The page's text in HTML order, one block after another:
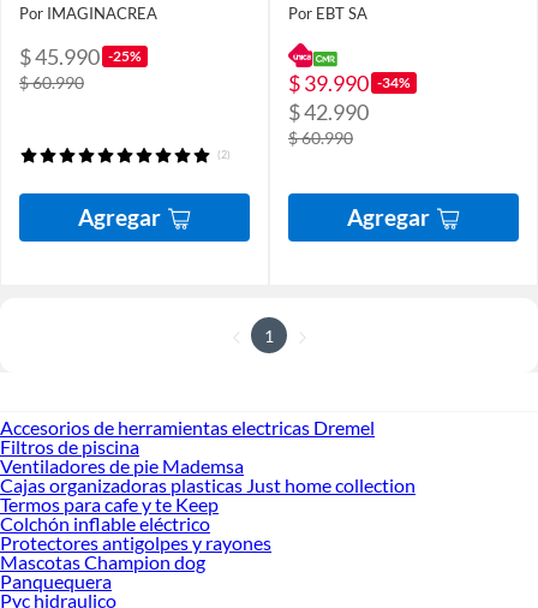
Por IMAGINACREA
$ 45.990 -25%
$ 60.990
(2)
Agregar
Por EBT SA
$ 39.990 -34%
$ 42.990
$ 60.990
Agregar
1
Accesorios de herramientas electricas Dremel
Filtros de piscina
Ventiladores de pie Mademsa
Cajas organizadoras plasticas Just home collection
Termos para cafe y te Keep
Colchón inflable eléctrico
Protectores antigolpes y rayones
Mascotas Champion dog
Panquequera
Pvc hidraulico